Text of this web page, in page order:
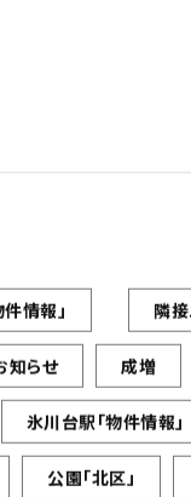
情報」 隣
知らせ 成増
氷川台駅「物件情報」
公園「北区」